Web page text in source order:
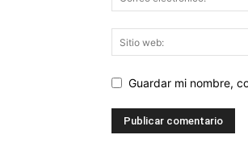
Guardar mi nombre,